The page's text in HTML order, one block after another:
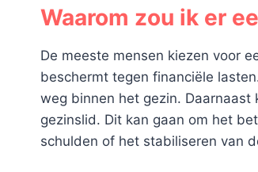
Waarom zou ik er
De meeste mensen kiezen voor
beschermt tegen financiële
weg binnen het gezin. Daarnaast
gezinslid. Dit kan gaan om het
schulden of het stabiliseren van